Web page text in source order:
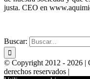
justa. CEO en
Buscar:
© Copyright 2012 - 2026 |
derechos reservados |